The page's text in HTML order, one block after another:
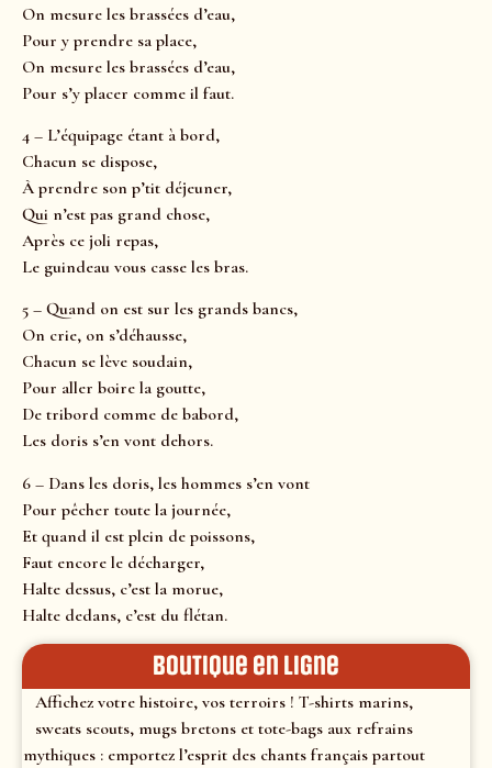
On mesure les brassées d’eau,
Pour y prendre sa place,
On mesure les brassées d’eau,
Pour s’y placer comme il faut.
4 – L’équipage étant à bord,
Chacun se dispose,
À prendre son p’tit déjeuner,
Qui n’est pas grand chose,
Après ce joli repas,
Le guindeau vous casse les bras.
5 – Quand on est sur les grands bancs,
On crie, on s’déhausse,
Chacun se lève soudain,
Pour aller boire la goutte,
De tribord comme de babord,
Les doris s’en vont dehors.
6 – Dans les doris, les hommes s’en vont
Pour pêcher toute la journée,
Et quand il est plein de poissons,
Faut encore le décharger,
Halte dessus, c’est la morue,
Halte dedans, c’est du flétan.
Boutique en ligne
Affichez votre histoire, vos terroirs ! T-shirts marins,
sweats scouts, mugs bretons et tote-bags aux refrains
mythiques : emportez l’esprit des chants français partout